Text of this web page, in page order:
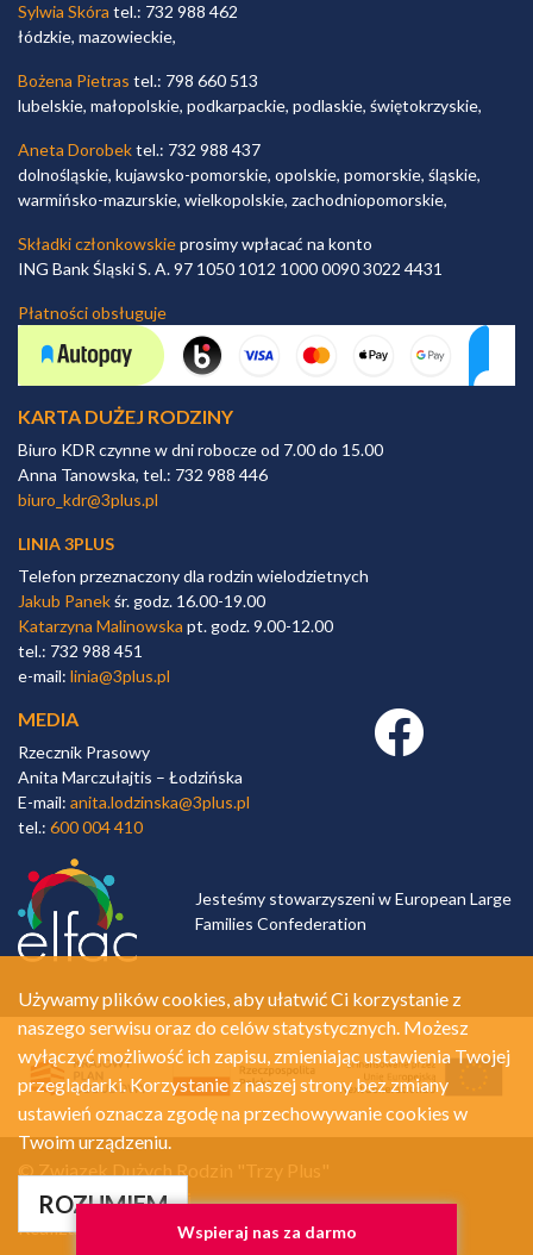
Sylwia Skóra tel.: 732 988 462
łódzkie, mazowieckie,
Bożena Pietras tel.: 798 660 513
lubelskie, małopolskie, podkarpackie, podlaskie, świętokrzyskie,
Aneta Dorobektel.: 732 988 437
dolnośląskie, kujawsko-pomorskie, opolskie, pomorskie, śląskie,
warmińsko-mazurskie, wielkopolskie, zachodniopomorskie,
Składki członkowskieprosimy wpłacać na konto
ING Bank Śląski S. A. 97 1050 1012 1000 0090 3022 4431
Płatności obsługuje
KARTA DUŻEJ RODZINY
Biuro KDR czynne w dni robocze od 7.00 do 15.00
Anna Tanowska, tel.: 732 988 446
biuro_kdr@3plus.pl
LINIA 3PLUS
Telefon przeznaczony dla rodzin wielodzietnych
Jakub Panekśr. godz. 16.00-19.00
Katarzyna Malinowska pt. godz. 9.00-12.00
tel.: 732 988 451
e-mail: linia@3plus.pl
MEDIA
Rzecznik Prasowy
Anita Marczułajtis – Łodzińska
E-mail: anita.lodzinska@3plus.pl
tel.: 600 004 410
Facebook link
Jesteśmy stowarzyszeni w European Large
Families Confederation
© Związek Dużych Rodzin "Trzy Plus"
Polityka prywatności
Realizacja:
Używamy plików cookies, aby ułatwić Ci korzystanie z
naszego serwisu oraz do celów statystycznych. Możesz
wyłączyć możliwość ich zapisu, zmieniając ustawienia Twojej
przeglądarki. Korzystanie z naszej strony bez zmiany
ustawień oznacza zgodę na przechowywanie cookies w
Twoim urządzeniu.
ROZUMIEM
Wspieraj nas za darmo